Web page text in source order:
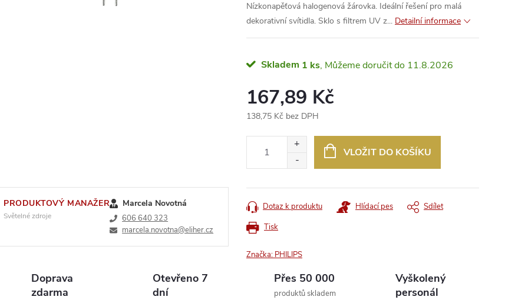
PRODUKTOVÝ MANAŽER
Světelné zdroje
Marcela Novotná
606 640 323
marcela.novotna@eliher.cz
Nízkonapěťová halogenová žárovka. Ideální řešení pro malá
dekorativní svítidla. Sklo s filtrem UV z... Detailní informace
Skladem 1 ks 11.8.2026
167,89 Kč
138,75 Kč bez DPH
VLOŽIT DO KOŠÍKU
Tisk
Dotaz k produktu Hlídací pes Sdílet
Značka: PHILIPS
Doprava
zdarma
Otevřeno 7
dní
Přes 50 000
produktů skladem
Vyškolený
personál